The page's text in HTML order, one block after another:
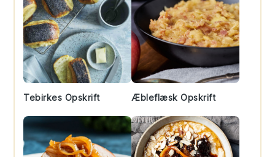
Tebirkes Opskrift Æbleflæsk Opskrift